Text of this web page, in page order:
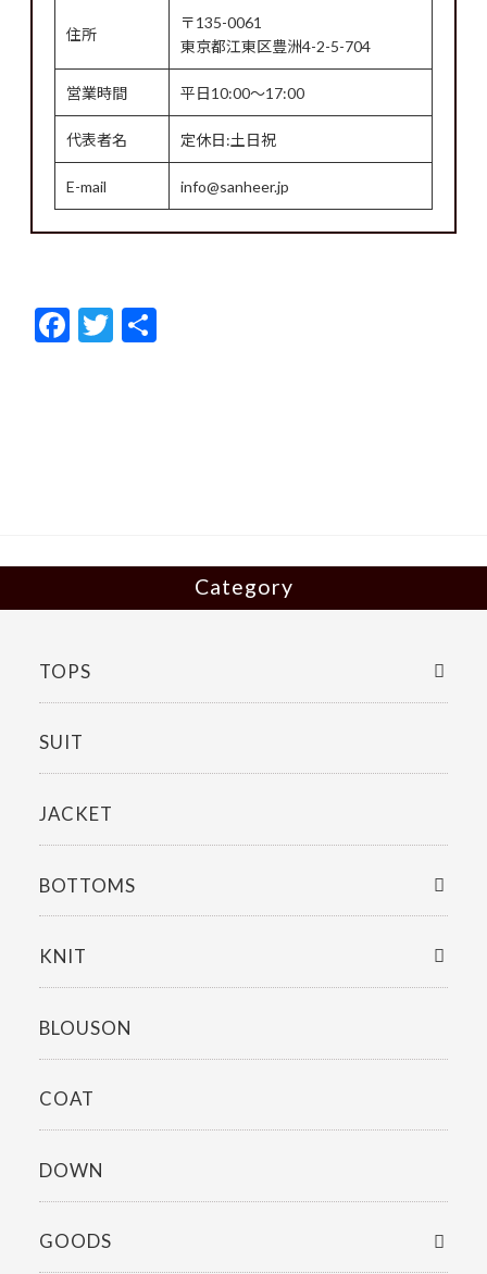
住所
〒135-0061
東京都江東区豊洲4-2-5-704
営業時間 平日10:00～17:00
代表者名 定休日:土日祝
E-mail info@sanheer.jp
F
ac
T
w
Category
TOPS
SUIT
JACKET
BOTTOMS
KNIT
BLOUSON
COAT
DOWN
GOODS